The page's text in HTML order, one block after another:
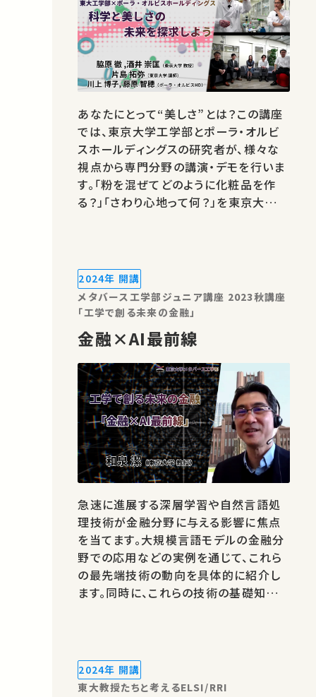
あなたにとって“美しさ”とは？この講座
では、東京大学工学部とポーラ・オルビ
スホールディングスの研究者が、様々な
視点から専門分野の講演・デモを行いま
す。「粉を混ぜてどのように化粧品を作
る？」「さわり心地って何？」を東京大学の
介します。自分らしく働くことの大切さに
ついてもお話します。 ※動画を…
2024年 開講
メタバース工学部ジュニア講座 2023秋講座
「工学で創る未来の金融」
金融×AI最前線
急速に進展する深層学習や自然言語処
理技術が金融分野に与える影響に焦点
を当てます。大規模言語モデルの金融分
野での応用などの実例を通じて、これら
の最先端技術の動向を具体的に紹介し
ます。同時に、これらの技術の基礎知識や
にどのように対処できるかについて深い
理解を得ることが期待されます。 ※動画
2024年 開講
東大教授たちと考えるELSI/RRI